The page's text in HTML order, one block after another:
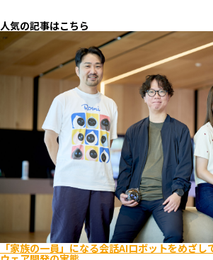
人気の記事はこちら
「家族の一員」になる会話AIロボットをめざし